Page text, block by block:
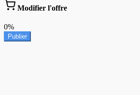
Modifier l'offre
0%
Publier